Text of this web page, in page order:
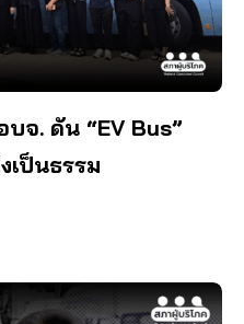
จ. ดัน “EV Bus”
ป็นธรรม